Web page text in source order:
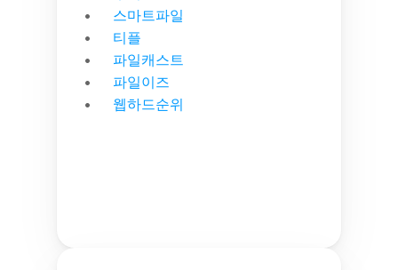
스마트파일
티플
파일캐스트
파일이즈
웹하드순위